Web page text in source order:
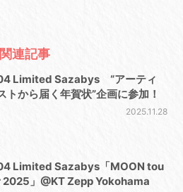
関連記事
Limited Sazabys “アーティ
トから届く年賀状”企画に参加！
2025.11.28
Limited Sazabys「MOON tou
2025」@KT Zepp Yokohama